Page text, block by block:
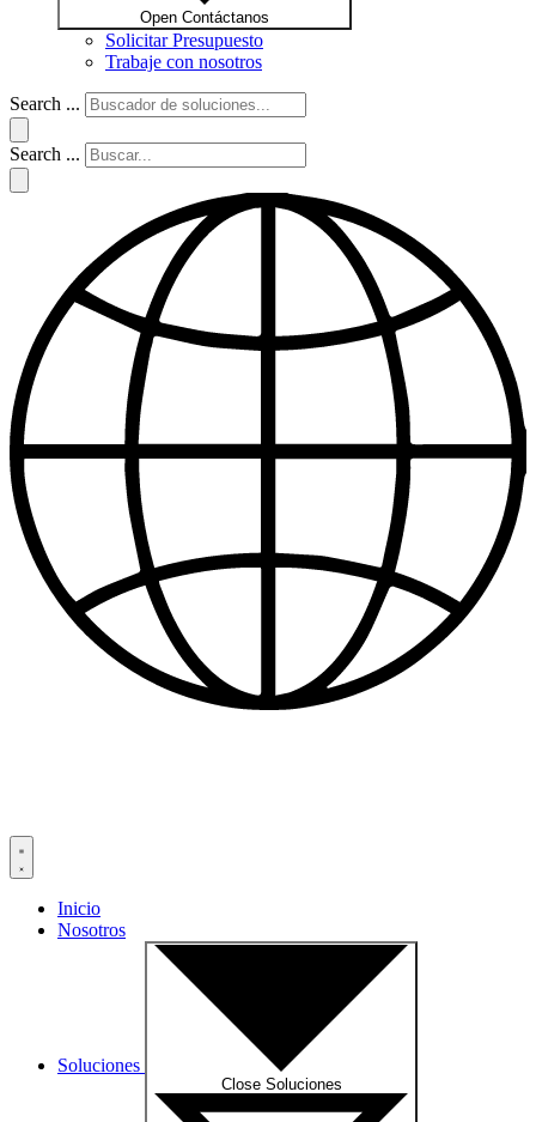
Open Contáctanos
Solicitar Presupuesto
Trabaje con nosotros
Search ...
Search ...
Inicio
Nosotros
Soluciones
Close Soluciones